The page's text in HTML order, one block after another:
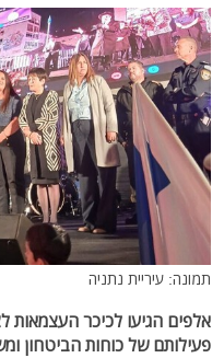
תמונה: עיריית נתניה
אלפים הגיעו לכיכר העצמאות
פעילותם של כוחות הביטחון